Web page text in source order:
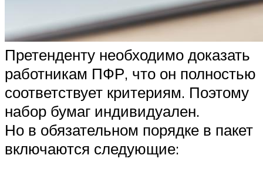
Претенденту необходимо доказать
работникам ПФР, что он полностью
соответствует критериям. Поэтому
набор бумаг индивидуален.
Но в обязательном порядке в пакет
включаются следующие: